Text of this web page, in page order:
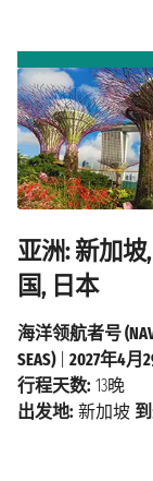
亚洲: 新加
国, 日本
海洋领航者号
SEAS)| 2027年4月
行程天数: 13晚
出发地: 新加坡